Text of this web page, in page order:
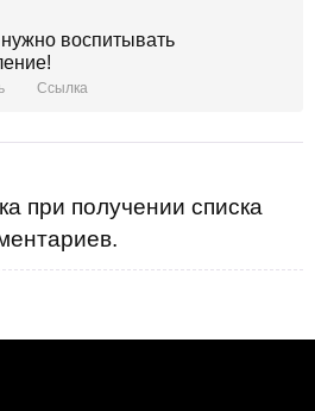
воспитывать
Ссылка
при получении списка